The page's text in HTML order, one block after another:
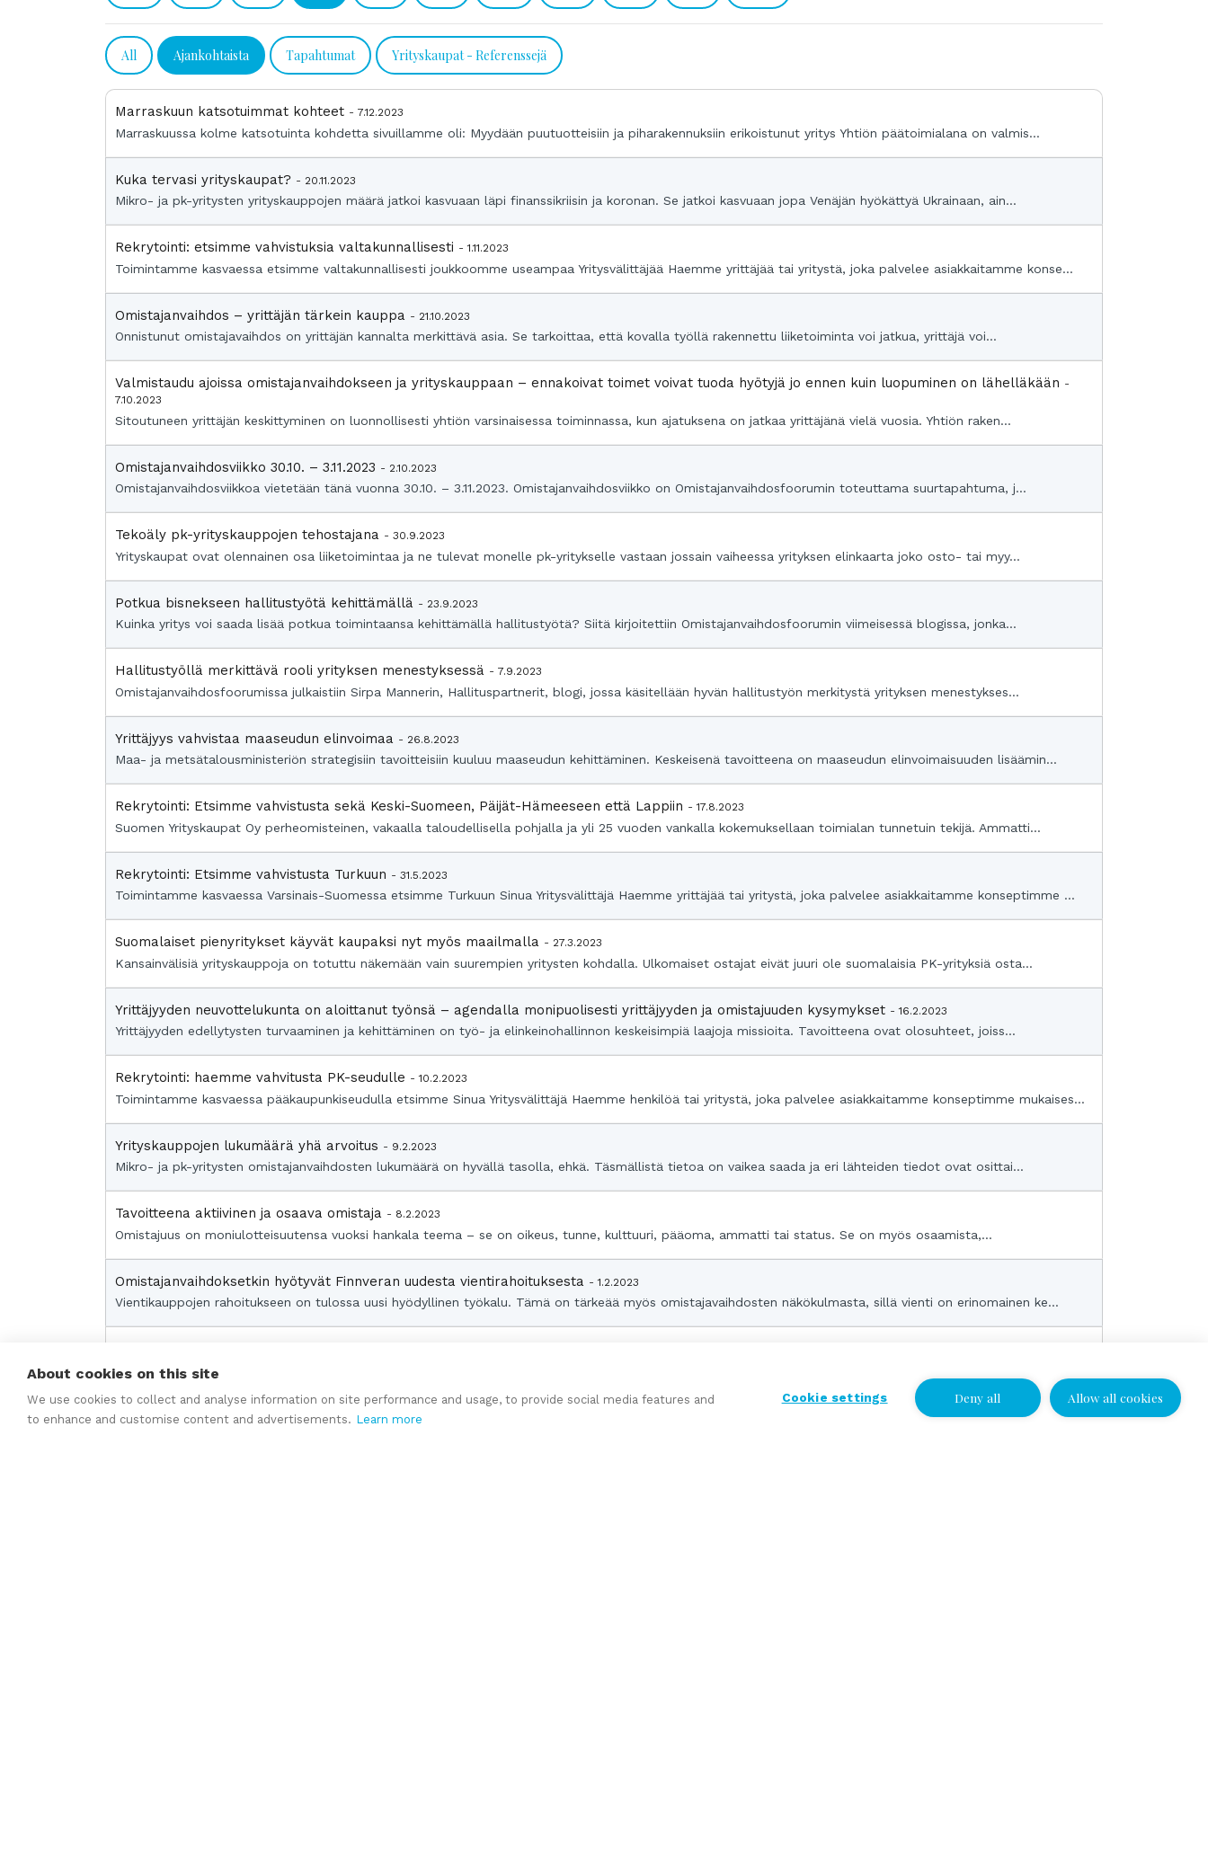
All Ajankohtaista Tapahtumat Yrityskaupat - Referenssejä
Marraskuun katsotuimmat kohteet - 7.12.2023
Marraskuussa kolme katsotuinta kohdetta sivuillamme oli: Myydään puutuotteisiin ja piharakennuksiin erikoistunut yritys Yhtiön päätoimialana on valmis...
Kuka tervasi yrityskaupat? - 20.11.2023
Mikro- ja pk-yritysten yrityskauppojen määrä jatkoi kasvuaan läpi finanssikriisin ja koronan. Se jatkoi kasvuaan jopa Venäjän hyökättyä Ukrainaan, ain...
Rekrytointi: etsimme vahvistuksia valtakunnallisesti - 1.11.2023
Toimintamme kasvaessa etsimme valtakunnallisesti joukkoomme useampaa Yritysvälittäjää Haemme yrittäjää tai yritystä, joka palvelee asiakkaitamme konse...
Omistajanvaihdos – yrittäjän tärkein kauppa - 21.10.2023
Onnistunut omistajavaihdos on yrittäjän kannalta merkittävä asia. Se tarkoittaa, että kovalla työllä rakennettu liiketoiminta voi jatkua, yrittäjä voi...
Valmistaudu ajoissa omistajanvaihdokseen ja yrityskauppaan – ennakoivat toimet voivat tuoda hyötyjä jo ennen kuin luopuminen on lähelläkään -
7.10.2023
Sitoutuneen yrittäjän keskittyminen on luonnollisesti yhtiön varsinaisessa toiminnassa, kun ajatuksena on jatkaa yrittäjänä vielä vuosia. Yhtiön raken...
Omistajanvaihdosviikko 30.10. – 3.11.2023 - 2.10.2023
Omistajanvaihdosviikkoa vietetään tänä vuonna 30.10. – 3.11.2023. Omistajanvaihdosviikko on Omistajanvaihdosfoorumin toteuttama suurtapahtuma, j...
Tekoäly pk-yrityskauppojen tehostajana - 30.9.2023
Yrityskaupat ovat olennainen osa liiketoimintaa ja ne tulevat monelle pk-yritykselle vastaan jossain vaiheessa yrityksen elinkaarta joko osto- tai myy...
Potkua bisnekseen hallitustyötä kehittämällä - 23.9.2023
Kuinka yritys voi saada lisää potkua toimintaansa kehittämällä hallitustyötä? Siitä kirjoitettiin Omistajanvaihdosfoorumin viimeisessä blogissa, jonka...
Hallitustyöllä merkittävä rooli yrityksen menestyksessä - 7.9.2023
Omistajanvaihdosfoorumissa julkaistiin Sirpa Mannerin, Hallituspartnerit, blogi, jossa käsitellään hyvän hallitustyön merkitystä yrityksen menestykses...
Yrittäjyys vahvistaa maaseudun elinvoimaa - 26.8.2023
Maa- ja metsätalousministeriön strategisiin tavoitteisiin kuuluu maaseudun kehittäminen. Keskeisenä tavoitteena on maaseudun elinvoimaisuuden lisäämin...
Rekrytointi: Etsimme vahvistusta sekä Keski-Suomeen, Päijät-Hämeeseen että Lappiin - 17.8.2023
Suomen Yrityskaupat Oy perheomisteinen, vakaalla taloudellisella pohjalla ja yli 25 vuoden vankalla kokemuksellaan toimialan tunnetuin tekijä. Ammatti...
Rekrytointi: Etsimme vahvistusta Turkuun - 31.5.2023
Toimintamme kasvaessa Varsinais-Suomessa etsimme Turkuun Sinua Yritysvälittäjä Haemme yrittäjää tai yritystä, joka palvelee asiakkaitamme konseptimme ...
Suomalaiset pienyritykset käyvät kaupaksi nyt myös maailmalla - 27.3.2023
Kansainvälisiä yrityskauppoja on totuttu näkemään vain suurempien yritysten kohdalla. Ulkomaiset ostajat eivät juuri ole suomalaisia PK-yrityksiä osta...
Yrittäjyyden neuvottelukunta on aloittanut työnsä – agendalla monipuolisesti yrittäjyyden ja omistajuuden kysymykset - 16.2.2023
Yrittäjyyden edellytysten turvaaminen ja kehittäminen on työ- ja elinkeinohallinnon keskeisimpiä laajoja missioita. Tavoitteena ovat olosuhteet, joiss...
Rekrytointi: haemme vahvitusta PK-seudulle - 10.2.2023
Toimintamme kasvaessa pääkaupunkiseudulla etsimme Sinua Yritysvälittäjä Haemme henkilöä tai yritystä, joka palvelee asiakkaitamme konseptimme mukaises...
Yrityskauppojen lukumäärä yhä arvoitus - 9.2.2023
Mikro- ja pk-yritysten omistajanvaihdosten lukumäärä on hyvällä tasolla, ehkä. Täsmällistä tietoa on vaikea saada ja eri lähteiden tiedot ovat osittai...
Tavoitteena aktiivinen ja osaava omistaja - 8.2.2023
Omistajuus on moniulotteisuutensa vuoksi hankala teema – se on oikeus, tunne, kulttuuri, pääoma, ammatti tai status. Se on myös osaamista,...
Omistajanvaihdoksetkin hyötyvät Finnveran uudesta vientirahoituksesta - 1.2.2023
Vientikauppojen rahoitukseen on tulossa uusi hyödyllinen työkalu. Tämä on tärkeää myös omistajavaihdosten näkökulmasta, sillä vienti on erinomainen ke...
Yli 10 vuotta jatkunut kasvumme vaatii lisää tilaa uusille tekijöille. Viime vuonna kasvu oli peräti 26 %. Samalla muutamme lähemmäs...
I wish to be contacted
About cookies on this site
We use cookies to collect and analyse information on site performance and usage, to provide social media features and
to enhance and customise content and advertisements. Learn more
Cookie settings Deny all Allow all cookies